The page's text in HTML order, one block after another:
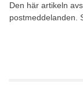
Den här artikeln
postmeddelanden.